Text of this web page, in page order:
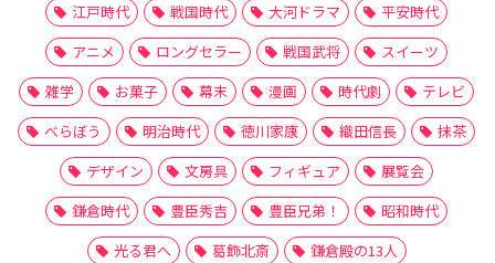
江戸時代 戦国時代 大河ドラマ
平安時代
アニメ
ロングセラー 戦国武将
スイーツ
雑学
お菓子 幕末 漫画 時代劇
テレビ
べらぼう
明治時代 徳川家康 織田信長
抹茶
デザイン
文房具 フィギュア
展覧会
鎌倉時代
豊臣秀吉 豊臣兄弟！
昭和時代
光る君へ
葛飾北斎 鎌倉殿の13人